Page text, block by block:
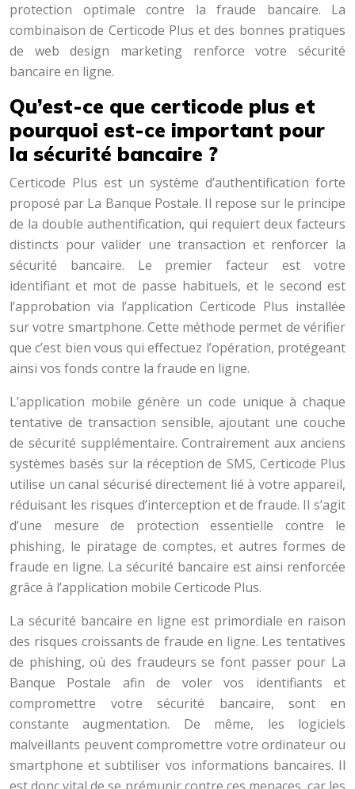
protection optimale contre la fraude bancaire. La
combinaison de Certicode Plus et des bonnes pratiques
de web design marketing renforce votre sécurité
bancaire en ligne.
Qu’est-ce que certicode plus et
pourquoi est-ce important pour
la sécurité bancaire ?
Certicode Plus est un système d’authentification forte
proposé par La Banque Postale. Il repose sur le principe
de la double authentification, qui requiert deux facteurs
distincts pour valider une transaction et renforcer la
sécurité bancaire. Le premier facteur est votre
identifiant et mot de passe habituels, et le second est
l’approbation via l’application Certicode Plus installée
sur votre smartphone. Cette méthode permet de vérifier
que c’est bien vous qui effectuez l’opération, protégeant
ainsi vos fonds contre la fraude en ligne.
L’application mobile génère un code unique à chaque
tentative de transaction sensible, ajoutant une couche
de sécurité supplémentaire. Contrairement aux anciens
systèmes basés sur la réception de SMS, Certicode Plus
utilise un canal sécurisé directement lié à votre appareil,
réduisant les risques d’interception et de fraude. Il s’agit
d’une mesure de protection essentielle contre le
phishing, le piratage de comptes, et autres formes de
fraude en ligne. La sécurité bancaire est ainsi renforcée
grâce à l’application mobile Certicode Plus.
La sécurité bancaire en ligne est primordiale en raison
des risques croissants de fraude en ligne. Les tentatives
de phishing, où des fraudeurs se font passer pour La
Banque Postale afin de voler vos identifiants et
compromettre votre sécurité bancaire, sont en
constante augmentation. De même, les logiciels
malveillants peuvent compromettre votre ordinateur ou
smartphone et subtiliser vos informations bancaires. Il